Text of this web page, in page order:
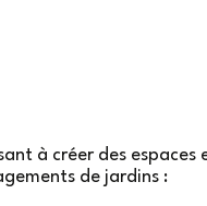
à créer des espaces
de jardins :